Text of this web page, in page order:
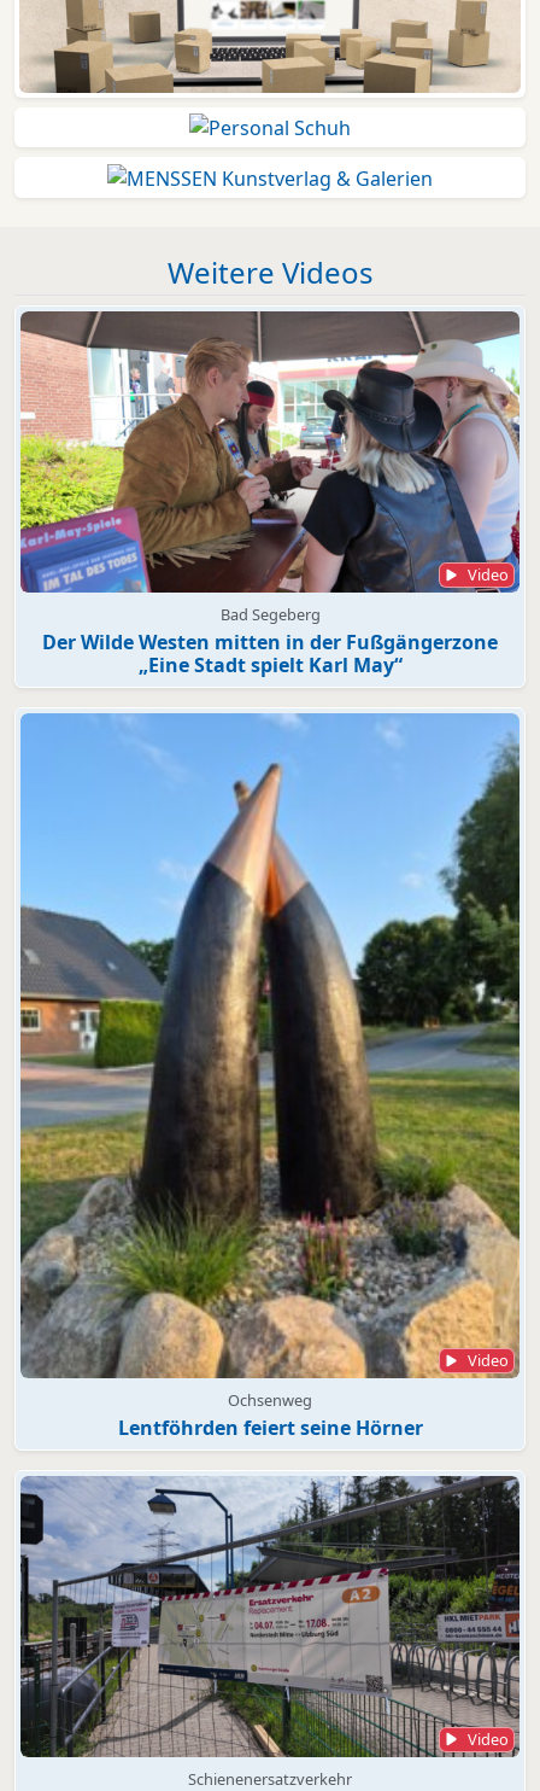
Weitere Videos
Video
Bad Segeberg
Der Wilde Westen mitten in der Fußgängerzone
„Eine Stadt spielt Karl May“
Video
Ochsenweg
Lentföhrden feiert seine Hörner
Video
Schienenersatzverkehr